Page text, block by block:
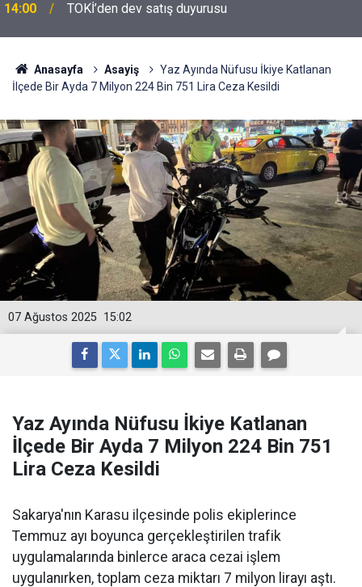
14:00 TOKİ’den dev satış duyurusu
Anasayfa Asayiş
Yaz Ayında Nüfusu İkiye Katlanan
İlçede Bir Ayda 7 Milyon 224 Bin 751 Lira Ceza Kesildi
15:02
07 Ağustos 2025
Yaz Ayında Nüfusu İkiye Katlanan
İlçede Bir Ayda 7 Milyon 224 Bin 751
Lira Ceza Kesildi
Sakarya'nın Karasu ilçesinde polis ekiplerince
Temmuz ayı boyunca gerçekleştirilen trafik
uygulamalarında binlerce araca cezai işlem
uygulanırken, toplam ceza miktarı 7 milyon lirayı aştı.